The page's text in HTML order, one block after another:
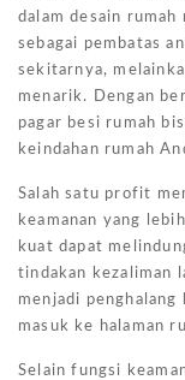
dalam desain
sebagai pembatas
sekitarnya,
menarik. Dengan
pagar besi rumah
keindahan rumah
Salah satu profit
keamanan yang
kuat dapat
tindakan kezaliman
menjadi
masuk ke halaman
Selain fungsi